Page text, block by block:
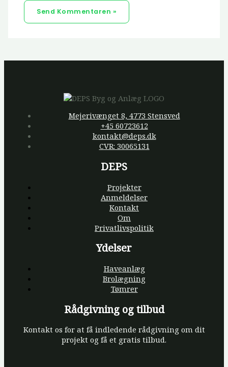
Mejerivænget 8, 4773 Stensved
+45 60723612
kontakt@deps.dk
CVR: 30065131
DEPS
Projekter
Anmeldelser
Kontakt
Om
Privatlivspolitik
Ydelser
Haveanlæg
Brolægning
Tømrer
Rådgivning og tilbud
Kontakt os for at få indledende rådgivning om dit
projekt og få et gratis tilbud.